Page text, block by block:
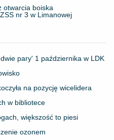
otwarcia boiska
nr 3 w Limanowej
pary' 1 października w LDK
na pozycję wicelidera
w bibliotece
większość to piesi
ozonem